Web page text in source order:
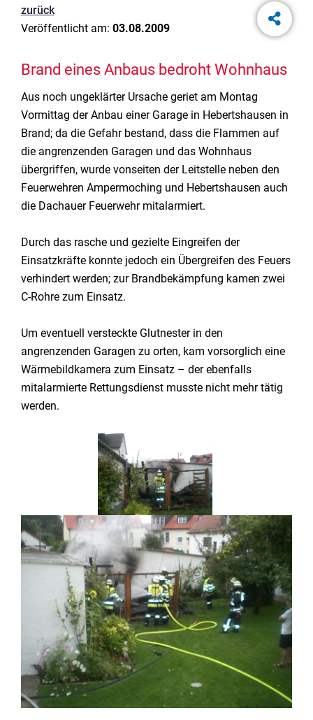
zurück
Veröffentlicht am: 03.08.2009
Brand eines Anbaus bedroht Wohnhaus
Aus noch ungeklärter Ursache geriet am Montag
Vormittag der Anbau einer Garage in Hebertshausen in
Brand; da die Gefahr bestand, dass die Flammen auf
die angrenzenden Garagen und das Wohnhaus
übergriffen, wurde vonseiten der Leitstelle neben den
Feuerwehren Ampermoching und Hebertshausen auch
die Dachauer Feuerwehr mitalarmiert.
Durch das rasche und gezielte Eingreifen der
Einsatzkräfte konnte jedoch ein Übergreifen des Feuers
verhindert werden; zur Brandbekämpfung kamen zwei
C-Rohre zum Einsatz.
Um eventuell versteckte Glutnester in den
angrenzenden Garagen zu orten, kam vorsorglich eine
Wärmebildkamera zum Einsatz – der ebenfalls
mitalarmierte Rettungsdienst musste nicht mehr tätig
werden.